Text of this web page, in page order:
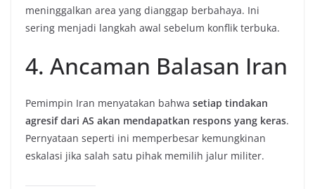
meninggalkan area yang dianggap berbahaya. Ini
sering menjadi langkah awal sebelum konflik terbuka.
4. Ancaman Balasan Iran
Pemimpin Iran menyatakan bahwa setiap tindakan
agresif dari AS akan mendapatkan respons yang keras.
Pernyataan seperti ini memperbesar kemungkinan
eskalasi jika salah satu pihak memilih jalur militer.